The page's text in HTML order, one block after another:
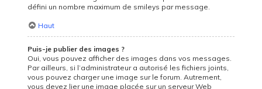
défini un nombre maximum de smileys par message.
Haut
Puis-je publier des images ?
Oui, vous pouvez afficher des images dans vos messages.
Par ailleurs, si l’administrateur a autorisé les fichiers joints,
vous pouvez charger une image sur le forum. Autrement,
vous devez lier une image placée sur un serveur Web